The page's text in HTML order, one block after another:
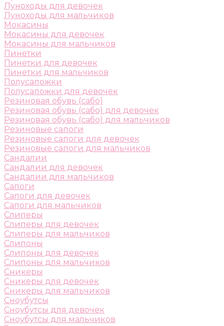
Луноходы для девочек
Луноходы для мальчиков
Мокасины
Мокасины для девочек
Мокасины для мальчиков
Пинетки
Пинетки для девочек
Пинетки для мальчиков
Полусапожки
Полусапожки для девочек
Резиновая обувь (сабо)
Резиновая обувь (сабо) для девочек
Резиновая обувь (сабо) для мальчиков
Резиновые сапоги
Резиновые сапоги для девочек
Резиновые сапоги для мальчиков
Сандалии
Сандалии для девочек
Сандалии для мальчиков
Сапоги
Сапоги для девочек
Сапоги для мальчиков
Слиперы
Слиперы для девочек
Слиперы для мальчиков
Слипоны
Слипоны для девочек
Слипоны для мальчиков
Сникеры
Сникеры для девочек
Сникеры для мальчиков
Сноубутсы
Сноубутсы для девочек
Сноубутсы для мальчиков